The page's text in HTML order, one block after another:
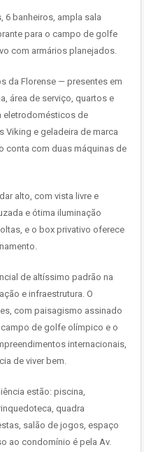
6 banheiros, ampla sala
para o campo de golfe
com armários planejados.
da Florense — presentes em
área de serviço, quartos e
eletrodomésticos de
Viking e geladeira de marca
conta com duas máquinas de
alto, com vista livre e
e ótima iluminação
e o box privativo oferece
de altíssimo padrão na
e infraestrutura. O
com paisagismo assinado
campo de golfe olímpico e o
internacionais,
de viver bem.
estão: piscina,
quadra
salão de jogos, espaço
ao condomínio é pela Av.